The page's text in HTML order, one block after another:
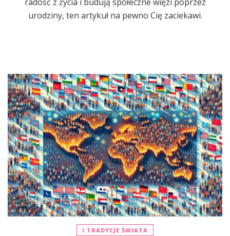
urodziny, ten artykuł na pewno Cię zaciekawi.
I TRADYCJE ŚWIATA